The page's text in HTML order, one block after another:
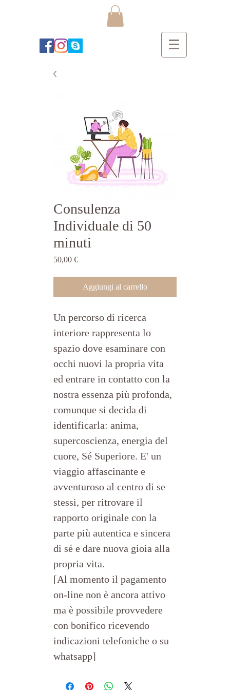
Consulenza
Individuale di 50
minuti
50,00 €Prezzo
Aggiungi al carrello
Un percorso di ricerca
interiore rappresenta lo
spazio dove esaminare con
occhi nuovi la propria vita
ed entrare in contatto con la
nostra essenza più profonda,
comunque si decida di
identificarla: anima,
supercoscienza, energia del
cuore, Sé Superiore. E' un
viaggio affascinante e
avventuroso al centro di se
stessi, per ritrovare il
rapporto originale con la
parte più autentica e sincera
di sé e dare nuova gioia alla
propria vita.
[Al momento il pagamento
on-line non è ancora attivo
ma è possibile provvedere
con bonifico ricevendo
indicazioni telefoniche o su
whatsapp]